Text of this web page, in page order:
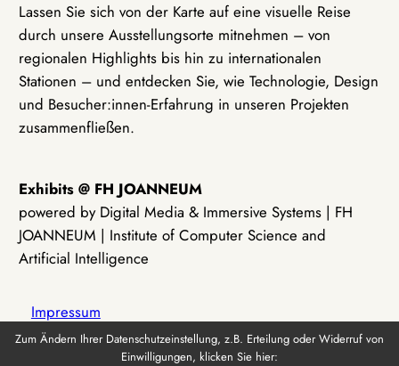
Lassen Sie sich von der Karte auf eine visuelle Reise
durch unsere Ausstellungsorte mitnehmen – von
regionalen Highlights bis hin zu internationalen
Stationen – und entdecken Sie, wie Technologie, Design
und Besucher:innen-Erfahrung in unseren Projekten
zusammenfließen.
Exhibits @ FH JOANNEUM
powered by Digital Media & Immersive Systems | FH
JOANNEUM | Institute of Computer Science and
Artificial Intelligence
Impressum
Zum Ändern Ihrer Datenschutzeinstellung, z.B. Erteilung oder Widerruf von
Einwilligungen, klicken Sie hier: